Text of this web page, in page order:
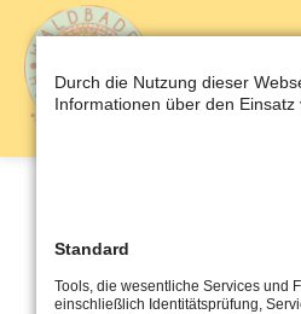
Radio,
Durch die Nutzung dieser
Informationen über den
Standard
Tools, die wesentliche Services und
einschließlich Identitätsprüfung,